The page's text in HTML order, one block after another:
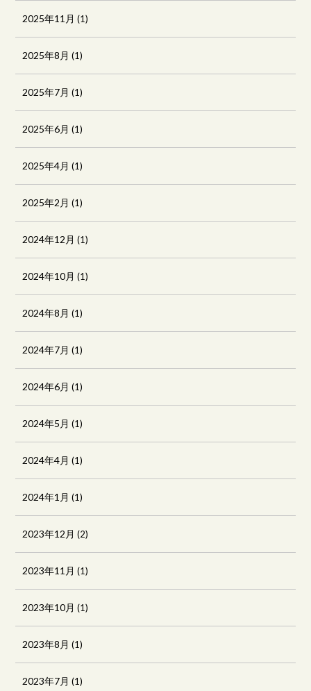
2025年11月 (1)
2025年8月 (1)
2025年7月 (1)
2025年6月 (1)
2025年4月 (1)
2025年2月 (1)
2024年12月 (1)
2024年10月 (1)
2024年8月 (1)
2024年7月 (1)
2024年6月 (1)
2024年5月 (1)
2024年4月 (1)
2024年1月 (1)
2023年12月 (2)
2023年11月 (1)
2023年10月 (1)
2023年8月 (1)
2023年7月 (1)